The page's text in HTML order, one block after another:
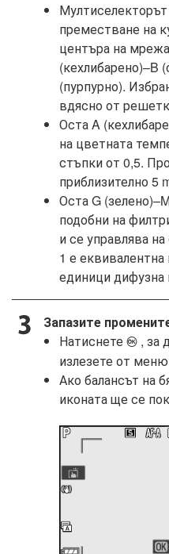
преместване на
центъра на
(кехлибарено)–B
(пурпурно).
вдясно от
Оста A
на цветната
стъпки от 0,5.
приблизително 5
Оста G
подобни на
и се управлява
1 е еквивалентна
единици дифузна
Запазите
Натиснете J , за
излезете от
Ако балансът на
иконата ще се